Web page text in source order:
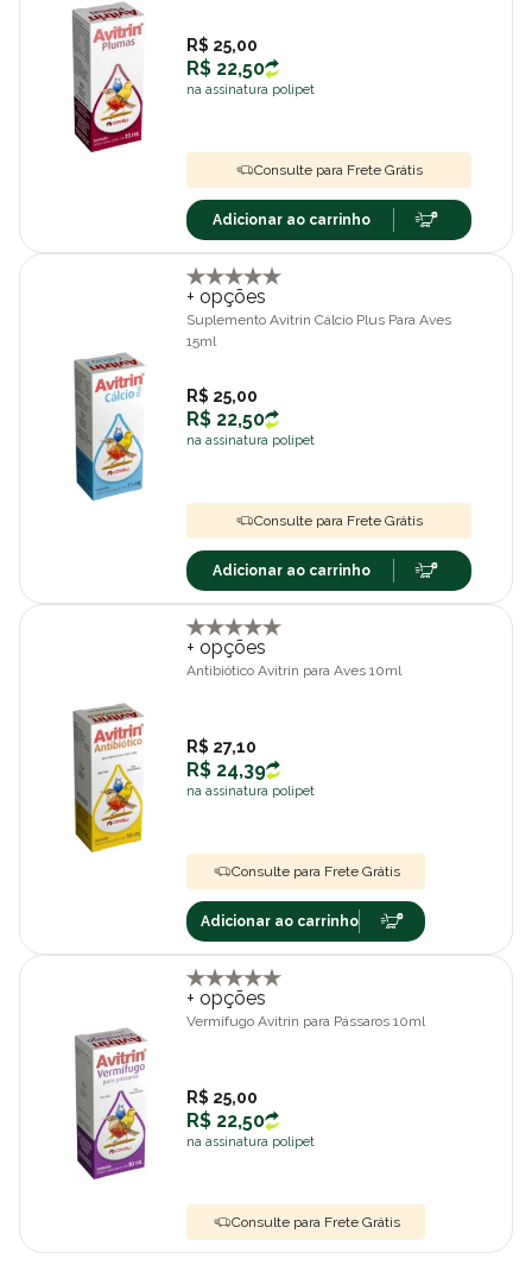
R$ 25,00
R$ 22,50
na assinatura polipet
Consulte para Frete Grátis
Adicionar ao carrinho
+ opções
Suplemento Avitrin Cálcio Plus Para Aves
15ml
R$ 25,00
R$ 22,50
na assinatura polipet
Consulte para Frete Grátis
Adicionar ao carrinho
+ opções
Antibiótico Avitrin para Aves 10ml
R$ 27,10
R$ 24,39
na assinatura polipet
Consulte para Frete Grátis
Adicionar ao carrinho
+ opções
Vermífugo Avitrin para Pássaros 10ml
R$ 25,00
R$ 22,50
na assinatura polipet
Consulte para Frete Grátis